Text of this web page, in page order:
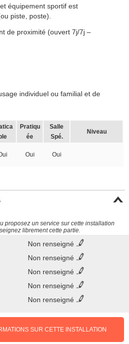
équipement sportif est
piste, poste).
de proximité (ouvert 7j/7j –
individuel ou familial et de
ble
Pratiqu
ée
Salle
Spé.
Niveau
Oui Oui
proposez un service sur cette installation
librement cette partie.
Non renseigné
Non renseigné
Non renseigné
Non renseigné
Non renseigné
SUR CETTE INSTALLATION